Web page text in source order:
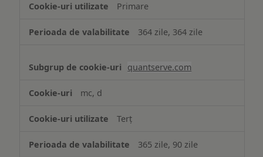
Primare
364 zile, 364 zile
quantserve.com
mc, d
Terț
365 zile, 90 zile